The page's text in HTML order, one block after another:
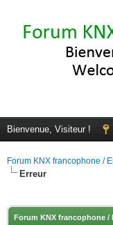
Bienvenue, Visiteur !
Forum KNX francophone /
Erreur
Forum KNX francophone /